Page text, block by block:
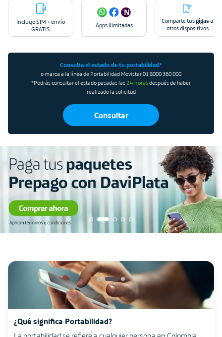
Incluye SIM + envío
GRATIS
Apps ilimitadas
Comparte tusgigasa
otros dispositivos
Consulta el estado de tu portabilidad*
o marca a la línea de Portabilidad Movistar 01 8000 360 000
*Podrás consultar el estado pasadas las 24 horasdespués de haber
realizado la solicitud
Consultar
Prepago con roaming internacional: la conexión que
necesitas en el extranjero
¿Qué significa Portabilidad?
¿Qué significa línea nueva ?